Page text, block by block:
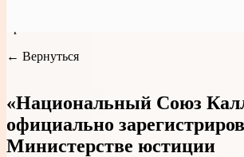
← Вернуться
«Национальный Союз
официально
Министерстве юстиции